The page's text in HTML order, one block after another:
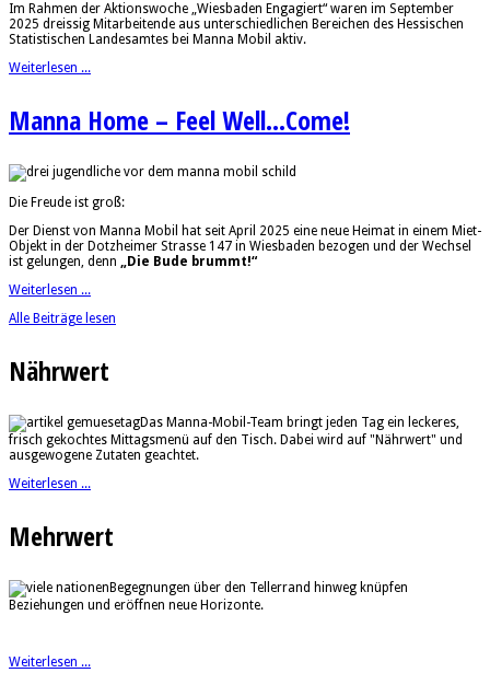
Im Rahmen der Aktionswoche „Wiesbaden Engagiert“ waren im September
2025 dreissig Mitarbeitende aus unterschiedlichen Bereichen des Hessischen
Statistischen Landesamtes bei Manna Mobil aktiv.
Weiterlesen ...
Manna Home – Feel Well...Come!
Die Freude ist groß:
Der Dienst von Manna Mobil hat seit April 2025 eine neue Heimat in einem Miet-
Objekt in der Dotzheimer Strasse 147 in Wiesbaden bezogen und der Wechsel
ist gelungen, denn „Die Bude brummt!“
Weiterlesen ...
Alle Beiträge lesen
Nährwert
Das Manna-Mobil-Team bringt jeden Tag ein leckeres,
frisch gekochtes Mittagsmenü auf den Tisch. Dabei wird auf "Nährwert" und
ausgewogene Zutaten geachtet.
Weiterlesen ...
Mehrwert
Begegnungen über den Tellerrand hinweg knüpfen
Beziehungen und eröffnen neue Horizonte.
Weiterlesen ...